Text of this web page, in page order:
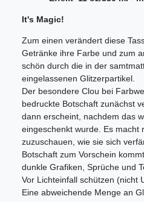
It's Magic!
Zum einen verändert diese
Getränke ihre Farbe und zum
schön durch die in der
eingelassenen Glitzerpartikel.
Der besondere Clou bei
bedruckte Botschaft zunächst
dann erscheint, nachdem das
eingeschenkt wurde. Es macht
zuzuschauen, wie sie sich
Botschaft zum Vorschein
dunkle Grafiken, Sprüche und
Vor Lichteinfall schützen (nicht
Eine abweichende Menge an